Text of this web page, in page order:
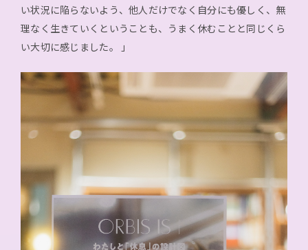
い状況に陥らないよう、他人だけでなく自分にも優しく、無
理なく生きていくということも、うまく休むことと同じくら
い大切に感じました。 」